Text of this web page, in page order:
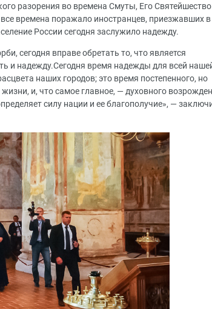
разорения во времена Смуты, Его
времена поражало иностранцев, приезжавших в
России сегодня заслужило надежду.
сегодня вправе обретать то, что является
и надежду.Сегодня время надежды для всей
наших городов; это время постепенного, но
и, что самое главное, — духовного
силу нации и ее благополучие», —